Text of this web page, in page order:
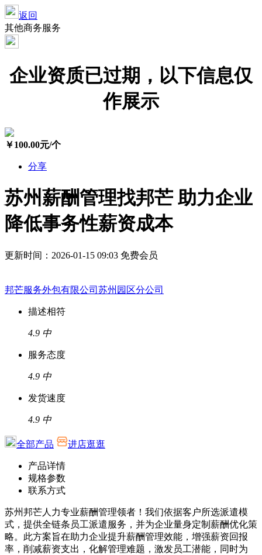
返回
其他商务服务
企业资质已过期，以下信息仅
作展示
￥100.00元/个
分享
苏州薪酬管理找邦芒 助力企业
降低事务性薪资成本
更新时间：2026-01-15 09:03 免费会员
邦芒服务外包有限公司苏州园区分公司
描述相符
4.9 中
服务态度
4.9 中
发货速度
4.9 中
全部产品 进店逛逛
产品详情
规格参数
联系方式
苏州邦芒人力专业薪酬管理领者！我们依据客户所选派遣模
式，提供全链条员工派遣服务，并为企业量身定制薪酬优化策
略。此方案旨在助力企业提升薪酬管理效能，增强薪资回报
率，削减薪资支出，化解管理难题，激发员工潜能，同时为